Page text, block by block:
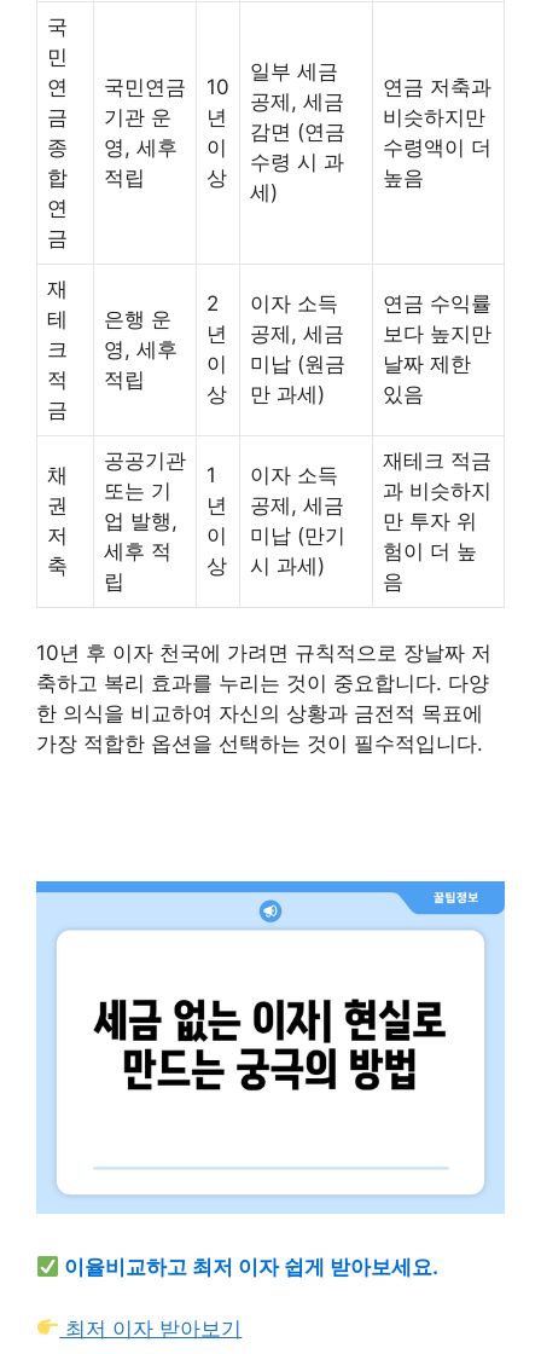
국
민
연
금
종
합
연
금
국민연금
기관 운
영, 세후
적립
10
년
이
상
일부 세금
공제, 세금
감면 (연금
수령 시 과
세)
연금 저축과
비슷하지만
수령액이 더
높음
재
테
크
적
금
은행 운
영, 세후
적립
2
년
이
상
이자 소득
공제, 세금
미납 (원금
만 과세)
연금 수익률
보다 높지만
날짜 제한
있음
채
권
저
축
공공기관
또는 기
업 발행,
세후 적
립
1
년
이
상
이자 소득
공제, 세금
미납 (만기
시 과세)
재테크 적금
과 비슷하지
만 투자 위
험이 더 높
음
10년 후 이자 천국에 가려면 규칙적으로 장날짜 저
축하고 복리 효과를 누리는 것이 중요합니다. 다양
한 의식을 비교하여 자신의 상황과 금전적 목표에
가장 적합한 옵션을 선택하는 것이 필수적입니다.
이율비교하고 최저 이자 쉽게 받아보세요.
최저 이자 받아보기